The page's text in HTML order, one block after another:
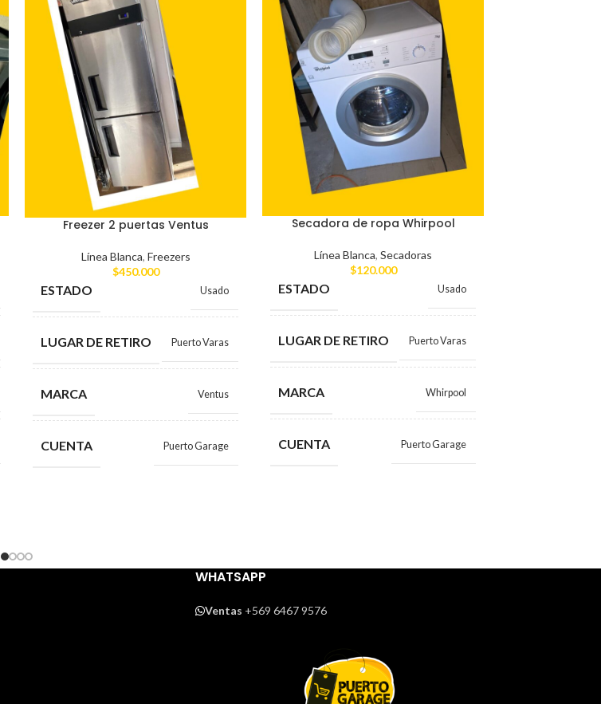
Freezer 2 puertas Ventus
Línea Blanca, Freezers
$450.000
ESTADO Usado
LUGAR DE RETIRO Puerto Varas
MARCA Ventus
CUENTA Puerto Garage
Secadora de ropa Whirpool
Línea Blanca, Secadoras
$120.000
ESTADO Usado
LUGAR DE RETIRO Puerto Varas
MARCA Whirpool
CUENTA Puerto Garage
WHATSAPP
Ventas +569 6467 9576